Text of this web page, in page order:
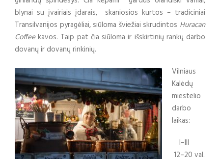
blynai su įvairiais įdarais, skaniosios kurtos – tradiciniai
Transilvanijos pyragėliai, siūloma šviežiai skrudintos Huracan
Coffeekavos. Taip pat čia siūloma ir išskirtinių rankų darbo
dovanų ir dovanų rinkinių.
Vilniaus
Kalėdų
miestelio
darbo
laikas:
I–III
12–20 val.